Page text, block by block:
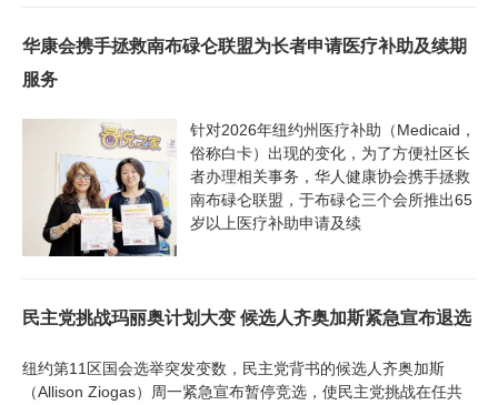
华康会携手拯救南布碌仑联盟为长者申请医疗补助及续期
服务
针对2026年纽约州医疗补助（Medicaid，
俗称白卡）出现的变化，为了方便社区长
者办理相关事务，华人健康协会携手拯救
南布碌仑联盟，于布碌仑三个会所推出65
岁以上医疗补助申请及续
民主党挑战玛丽奥计划大变 候选人齐奥加斯紧急宣布退选
纽约第11区国会选举突发变数，民主党背书的候选人齐奥加斯
（Allison Ziogas）周一紧急宣布暂停竞选，使民主党挑战在任共